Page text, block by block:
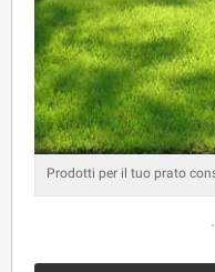
Prodotti per il tuo prato